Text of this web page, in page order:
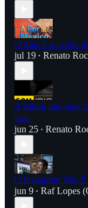
O Zine é o cartão
jul 19 • Renato
A Nikon não quer
isso.
jun 25 • Renato
O Instagram Não
jun 9 • Raf Lopes